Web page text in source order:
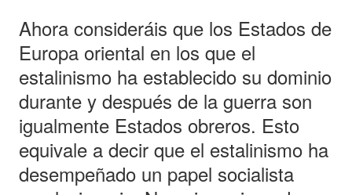
Ahora consideráis que los Estados de
Europa oriental en los que el
estalinismo ha establecido su dominio
durante y después de la guerra son
igualmente Estados obreros. Esto
equivale a decir que el estalinismo ha
desempeñado un papel socialista